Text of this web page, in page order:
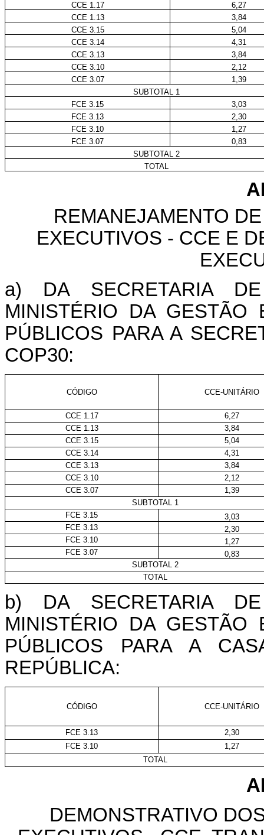
CCE 1.17
6,27
CCE 1.13
3,84
CCE 3.15
5,04
CCE 3.14
4,31
CCE 3.13
3,84
CCE 3.10
2,12
CCE 3.07
1,39
SUBTOTAL 1
FCE 3.15
3,03
FCE 3.13
2,30
FCE 3.10
1,27
FCE 3.07
0,83
SUBTOTAL 2
TOTAL
REMANEJAMENTO
EXECUTIVOS - CCE E
a) DA SECRETARIA
MINISTÉRIO DA GESTÃO
PÚBLICOS PARA A
COP30:
CÓDIGO CCE-UNITÁRIO
CCE 1.17
6,27
CCE 1.13
3,84
CCE 3.15
5,04
CCE 3.14
4,31
CCE 3.13
3,84
CCE 3.10
2,12
CCE 3.07
1,39
SUBTOTAL 1
FCE 3.15
3,03
FCE 3.13
2,30
FCE 3.10
1,27
FCE 3.07
0,83
SUBTOTAL 2
TOTAL
b) DA SECRETARIA
MINISTÉRIO DA GESTÃO
PÚBLICOS PARA A
REPÚBLICA:
CÓDIGO CCE-UNITÁRIO
FCE 3.13
2,30
FCE 3.10
1,27
TOTAL
DEMONSTRATIVO